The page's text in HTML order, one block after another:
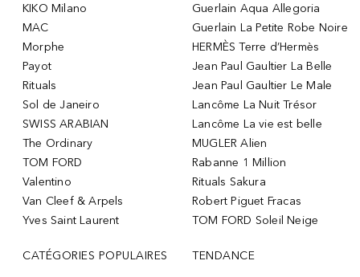
KIKO Milano
MAC
Morphe
Payot
Rituals
Sol de Janeiro
SWISS ARABIAN
The Ordinary
TOM FORD
Valentino
Van Cleef & Arpels
Yves Saint Laurent
Guerlain Aqua Allegoria
Guerlain La Petite Robe Noire
HERMÈS Terre d’Hermès
Jean Paul Gaultier La Belle
Jean Paul Gaultier Le Male
Lancôme La Nuit Trésor
Lancôme La vie est belle
MUGLER Alien
Rabanne 1 Million
Rituals Sakura
Robert Piguet Fracas
TOM FORD Soleil Neige
CATÉGORIES POPULAIRES TENDANCE